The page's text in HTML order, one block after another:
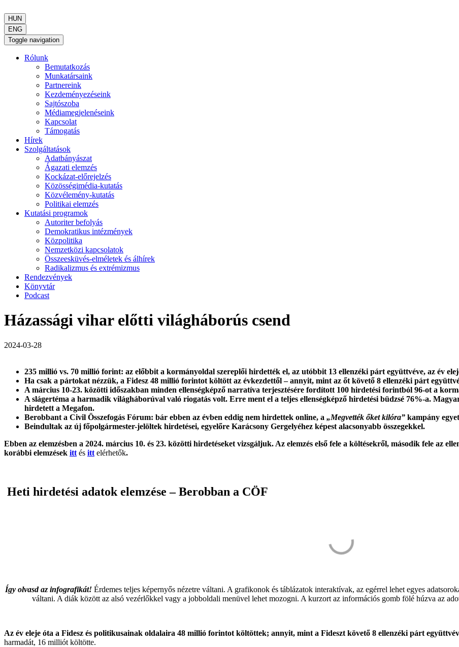
HUN
ENG
Toggle navigation
Rólunk
Bemutatkozás
Munkatársaink
Partnereink
Kezdeményezéseink
Sajtószoba
Médiamegjelenéseink
Kapcsolat
Támogatás
Hírek
Szolgáltatások
Adatbányászat
Ágazati elemzés
Kockázat-előrejelzés
Közösségimédia-kutatás
Közvélemény-kutatás
Politikai elemzés
Kutatási programok
Autoriter befolyás
Demokratikus intézmények
Közpolitika
Nemzetközi kapcsolatok
Összeesküvés-elméletek és álhírek
Radikalizmus és extrémizmus
Rendezvények
Könyvtár
Podcast
Házassági vihar előtti világháborús csend
2024-03-28
235 millió vs. 70 millió forint: az előbbit a kormányoldal szereplői hirdették el, az utóbbit 13 ellenzéki párt együttvéve, az év
Ha csak a pártokat nézzük, a Fidesz 48 millió forintot költött az évkezdettől – annyit, mint az őt követő 8 ellenzéki párt
A március 10-23. közötti időszakban minden ellenségképző narratíva terjesztésére fordított 100 hirdetési forintból 96-ot a
A slágertéma a harmadik világháborúval való riogatás volt. Erre ment el a teljes ellenségképző hirdetési büdzsé 76%-a.
hirdetett a Megafon.
Berobbant a Civil Összefogás Fórum: bár ebben az évben eddig nem hirdettek online, a „Megvették őket kilóra” kampány
Beindultak az új főpolgármester-jelöltek hirdetései, egyelőre Karácsony Gergelyéhez képest alacsonyabb összegekkel.
Ebben az elemzésben a 2024. március 10. és 23. közötti hirdetéseket vizsgáljuk. Az elemzés első fele a költésekről, második fele az
korábbi elemzések itt és itt elérhetők.
Heti hirdetési adatok elemzése – Berobban a CÖF
Így olvasd az infografikát! Érdemes teljes képernyős nézetre váltani. A grafikonok és táblázatok interaktívak, az egérrel lehet egyes
váltani. A diák között az alsó vezérlőkkel vagy a jobboldali menüvel lehet mozogni. A kurzort az információs gomb fölé húzva az
Az év eleje óta a Fidesz és politikusainak oldalaira 48 millió forintot költöttek; annyit, mint a Fideszt követő 8 ellenzéki párt
harmadát, 16 milliót költötte.